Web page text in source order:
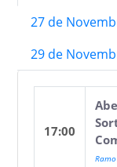
27 de
29 de
17:00